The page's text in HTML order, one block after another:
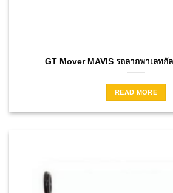
GT Mover MAVIS รถลากพาเลทกั
READ MORE